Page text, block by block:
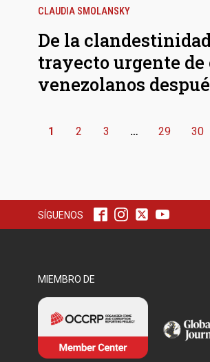
CLAUDIA SMOLANSKY
De la
trayecto urgente de
venezolanos
1 2 3 … 29 30
SÍGUENOS
MIEMBRO DE